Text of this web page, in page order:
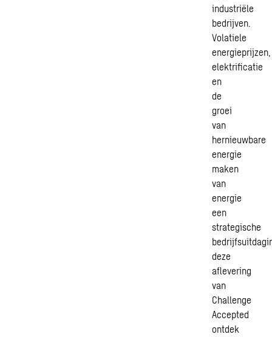
industriële
bedrijven.
Volatiele
energieprijzen,
elektrificatie
en
de
groei
van
hernieuwbare
energie
maken
van
energie
een
strategische
deze
aflevering
van
Challenge
Accepted
ontdek